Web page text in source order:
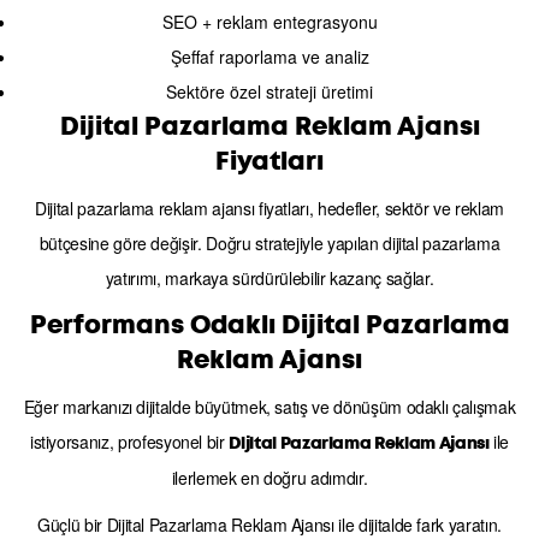
SEO + reklam entegrasyonu
Şeffaf raporlama ve analiz
Sektöre özel strateji üretimi
Dijital Pazarlama Reklam Ajansı
Fiyatları
Dijital pazarlama reklam ajansı fiyatları, hedefler, sektör ve reklam
bütçesine göre değişir. Doğru stratejiyle yapılan dijital pazarlama
yatırımı, markaya sürdürülebilir kazanç sağlar.
Performans Odaklı Dijital Pazarlama
Reklam Ajansı
Eğer markanızı dijitalde büyütmek, satış ve dönüşüm odaklı çalışmak
istiyorsanız, profesyonel bir Dijital Pazarlama Reklam Ajansıile
ilerlemek en doğru adımdır.
Güçlü bir Dijital Pazarlama Reklam Ajansıile dijitalde fark yaratın.